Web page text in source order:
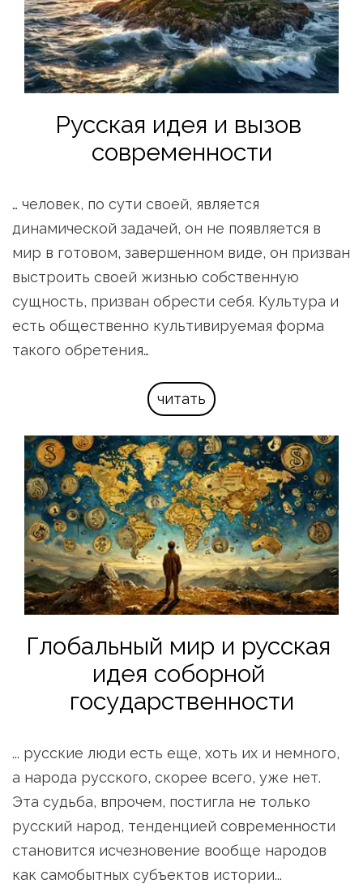
Русская идея и вызов
современности
… человек, по сути своей, является
динамической задачей, он не появляется в
мир в готовом, завершенном виде, он призван
выстроить своей жизнью собственную
сущность, призван обрести себя. Культура и
есть общественно культивируемая форма
такого обретения…
читать
Глобальный мир и русская
идея соборной
государственности
... русские люди есть еще, хоть их и немного,
а народа русского, скорее всего, уже нет.
Эта судьба, впрочем, постигла не только
русский народ, тенденцией современности
становится исчезновение вообще народов
как самобытных субъектов истории...